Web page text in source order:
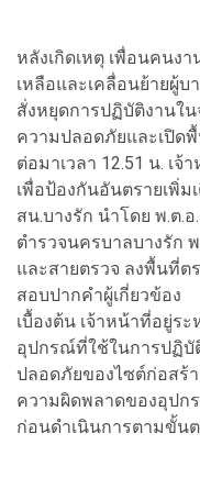
หลังเกิดเหตุ เพื่อนคนง
เหลือและเคลื่อนย้ายผู้บ
สั่งหยุดการปฏิบัติงานใน
ความปลอดภัยและเปิด
ต่อมาเวลา 12.51 น. เ
เพื่อป้องกันอันตรายเพิ่
สน.บางรัก นำโดย พ.ต.
ตำรวจนครบาลบางรัก
และสายตรวจ ลงพื้นที่ต
สอบปากคำผู้เกี่ยวข้อง
เบื้องต้น เจ้าหน้าที่อยู่ร
อุปกรณ์ที่ใช้ในการปฏิบั
ปลอดภัยของไซต์ก่อสร้า
ความผิดพลาดของอุปก
ก่อนดำเนินการตามขั้น